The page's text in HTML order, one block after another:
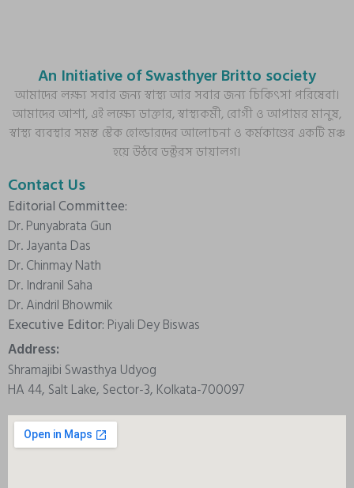
An Initiative of Swasthyer Britto society
আমাদের লক্ষ্য সবার জন্য স্বাস্থ্য আর সবার জন্য চিকিৎসা পরিষেবা।
আমাদের আশা, এই লক্ষ্যে ডাক্তার, স্বাস্থ্যকর্মী, রোগী ও আপামর মানুষ,
স্বাস্থ্য ব্যবস্থার সমস্ত স্টেক হোল্ডারদের আলোচনা ও কর্মকাণ্ডের একটি মঞ্চ
হয়ে উঠবে ডক্টরস ডায়ালগ।
Contact Us
Editorial Committee:
Dr. Punyabrata Gun
Dr. Jayanta Das
Dr. Chinmay Nath
Dr. Indranil Saha
Dr. Aindril Bhowmik
Executive Editor: Piyali Dey Biswas
Address:
Shramajibi Swasthya Udyog
HA 44, Salt Lake, Sector-3, Kolkata-700097